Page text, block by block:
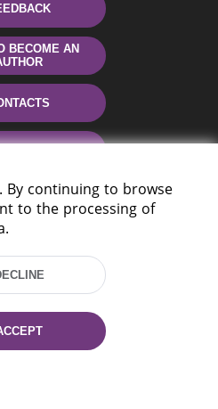
BECOME AN
Ave. 116, Minsk,
By continuing to browse
to the processing of